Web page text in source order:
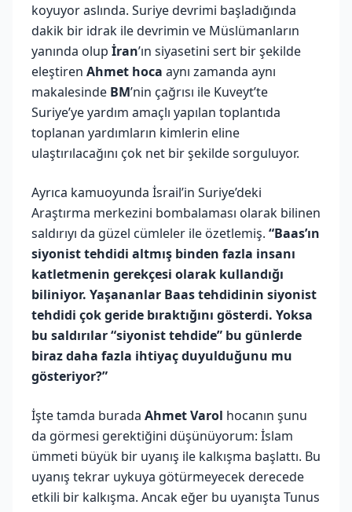
koyuyor aslında. Suriye devrimi başladığında
dakik bir idrak ile devrimin ve Müslümanların
yanında olup İran’ın siyasetini sert bir şekilde
eleştiren Ahmet hoca aynı zamanda aynı
makalesinde BM’nin çağrısı ile Kuveyt’te
Suriye’ye yardım amaçlı yapılan toplantıda
toplanan yardımların kimlerin eline
ulaştırılacağını çok net bir şekilde sorguluyor.
Ayrıca kamuoyunda İsrail’in Suriye’deki
Araştırma merkezini bombalaması olarak bilinen
saldırıyı da güzel cümleler ile özetlemiş. “Baas’ın
siyonist tehdidi altmış binden fazla insanı
katletmenin gerekçesi olarak kullandığı
biliniyor. Yaşananlar Baas tehdidinin siyonist
tehdidi çok geride bıraktığını gösterdi. Yoksa
bu saldırılar “siyonist tehdide” bu günlerde
biraz daha fazla ihtiyaç duyulduğunu mu
gösteriyor?”
İşte tamda burada Ahmet Varol hocanın şunu
da görmesi gerektiğini düşünüyorum: İslam
ümmeti büyük bir uyanış ile kalkışma başlattı. Bu
uyanış tekrar uykuya götürmeyecek derecede
etkili bir kalkışma. Ancak eğer bu uyanışta Tunus